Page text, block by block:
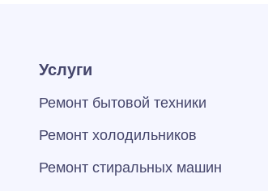
Услуги
Ремонт бытовой техники
Ремонт холодильников
Ремонт стиральных машин